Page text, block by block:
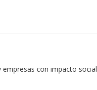
empresas con impacto social